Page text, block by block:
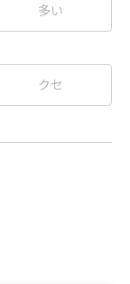
多い
クセ